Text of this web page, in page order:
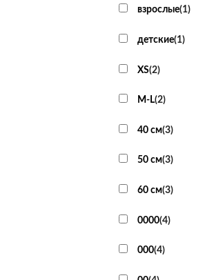
взрослые(1)
детские(1)
XS(2)
M-L(2)
40 см(3)
50 см(3)
60 см(3)
0000(4)
000(4)